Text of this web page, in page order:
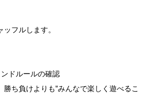
フルします。
ドルールの確認
勝ち負けよりも”みんなで楽しく遊べるこ